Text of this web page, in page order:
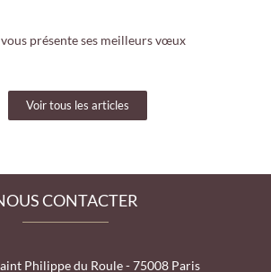
présente ses meilleurs vœux
Voir tous les articles
CONTACTER
Philippe du Roule - 75008 Paris